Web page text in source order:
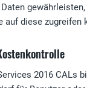
auf diese zugreifen
2016 CALs